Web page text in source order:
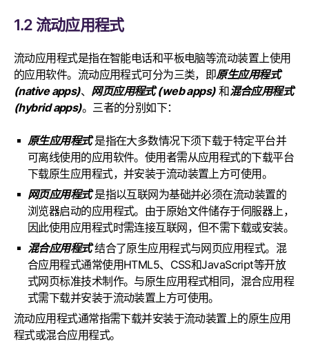
1.2 流动应用程式
流动应用程式是指在智能电话和平板电脑等流动装置上使用
的应用软件。流动应用程式可分为三类，即原生应用程式
(native apps)、 网页应用程式 (web apps)和混合应用程式
(hybrid apps)。三者的分别如下：
原生应用程式是指在大多数情况下须下载于特定平台并
可离线使用的应用软件。使用者需从应用程式的下载平台
下载原生应用程式，并安装于流动装置上方可使用。
网页应用程式是指以互联网为基础并必须在流动装置的
浏览器启动的应用程式。由于原始文件储存于伺服器上，
因此使用应用程式时需连接互联网，但不需下载或安装。
混合应用程式结合了原生应用程式与网页应用程式。混
合应用程式通常使用HTML5、CSS和JavaScript等开放
式网页标准技术制作。与原生应用程式相同，混合应用程
式需下载并安装于流动装置上方可使用。
流动应用程式通常指需下载并安装于流动装置上的原生应用
程式或混合应用程式。